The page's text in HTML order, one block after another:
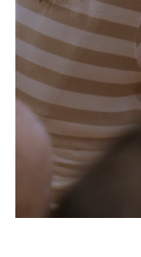
Servizi e
Contatti
FAQ